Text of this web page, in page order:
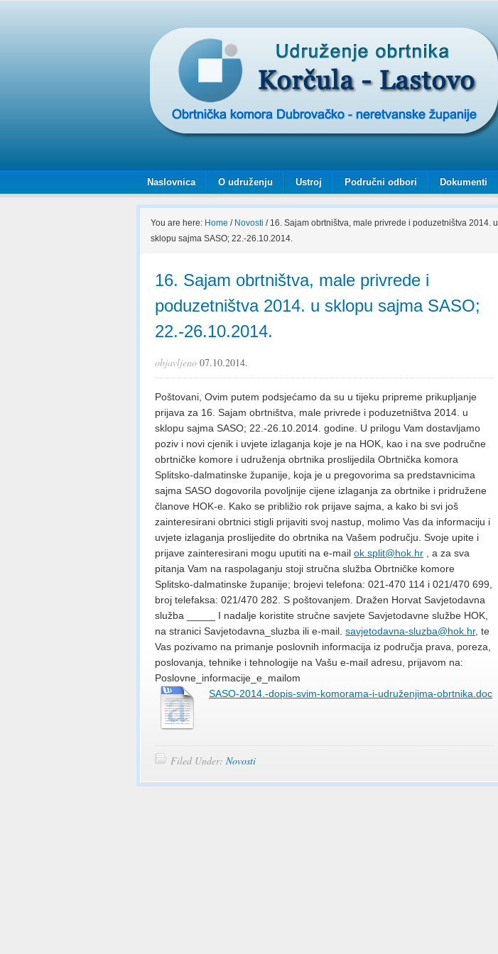
Naslovnica O udruženju Ustroj Područni odbori Dokumenti
You are here: Home / Novosti /16. Sajam obrtništva, male privrede i poduzetništva 2014. u
sklopu sajma SASO; 22.-26.10.2014.
16. Sajam obrtništva, male privrede i
poduzetništva 2014. u sklopu sajma SASO;
22.-26.10.2014.
objavljeno 07.10.2014.
Poštovani, Ovim putem podsjećamo da su u tijeku pripreme prikupljanje
prijava za 16. Sajam obrtništva, male privrede i poduzetništva 2014. u
sklopu sajma SASO; 22.-26.10.2014. godine. U prilogu Vam dostavljamo
poziv i novi cjenik i uvjete izlaganja koje je na HOK, kao i na sve područne
obrtničke komore i udruženja obrtnika proslijedila Obrtnička komora
Splitsko-dalmatinske županije, koja je u pregovorima sa predstavnicima
sajma SASO dogovorila povoljnije cijene izlaganja za obrtnike i pridružene
članove HOK-e. Kako se približio rok prijave sajma, a kako bi svi još
zainteresirani obrtnici stigli prijaviti svoj nastup, molimo Vas da informaciju i
uvjete izlaganja proslijedite do obrtnika na Vašem području. Svoje upite i
prijave zainteresirani mogu uputiti na e-mail ok.split@hok.hr , a za sva
pitanja Vam na raspolaganju stoji stručna služba Obrtničke komore
Splitsko-dalmatinske županije; brojevi telefona: 021-470 114 i 021/470 699,
broj telefaksa: 021/470 282. S poštovanjem. Dražen Horvat Savjetodavna
služba _____ I nadalje koristite stručne savjete Savjetodavne službe HOK,
na stranici Savjetodavna_sluzba ili e-mail. savjetodavna-sluzba@hok.hr, te
Vas pozivamo na primanje poslovnih informacija iz područja prava, poreza,
poslovanja, tehnike i tehnologije na Vašu e-mail adresu, prijavom na:
Poslovne_informacije_e_mailom
SASO-2014.-dopis-svim-komorama-i-udruženjima-obrtnika.doc
Filed Under: Novosti